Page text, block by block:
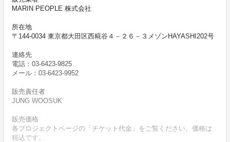
MARIN PEOPLE 株式会社
所在地
〒144-0034 東京都大田区西糀谷４－２６－３メゾンHAYASHI202号
連絡先
電話：03-6423-9825
メール：03-6423-9952
販売責任者
JUNG WOOSUK
販売価格
各プロジェクトページの「チケット代金」をご覧ください。価格は
税込です。